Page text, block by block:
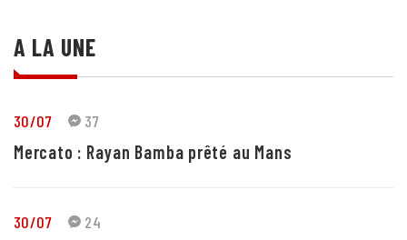
A LA UNE
30/07 37
Mercato : Rayan Bamba prêté au Mans
30/07 24